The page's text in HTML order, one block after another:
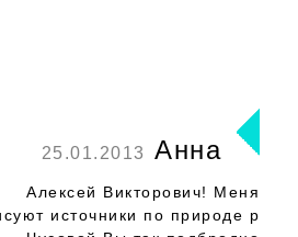
25.01.2013 Анна
Алексей Викторович! Меня
источники по природе р